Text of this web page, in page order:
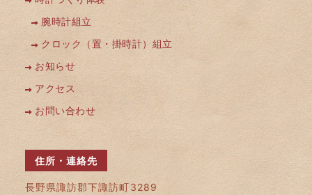
腕時計組立
クロック（置・掛時計）組立
お知らせ
アクセス
お問い合わせ
住所・連絡先
長野県諏訪郡下諏訪町3289